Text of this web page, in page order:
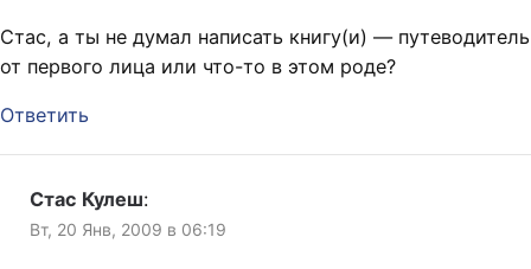
Стас, а ты не думал написать книгу(и) — путеводитель
от первого лица или что-то в этом роде?
Ответить
Стас Кулеш:
Вт, 20 Янв, 2009 в 06:19